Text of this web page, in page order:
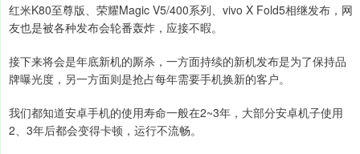
红米K80至尊版、荣耀Magic V5/400系列、vivo X Fold5相继发布，网
友也是被各种发布会轮番轰炸，应接不暇。
接下来将会是年底新机的厮杀，一方面持续的新机发布是为了保持品
牌曝光度，另一方面则是抢占每年需要手机换新的客户。
我们都知道安卓手机的使用寿命一般在2~3年，大部分安卓机子使用
2、3年后都会变得卡顿，运行不流畅。